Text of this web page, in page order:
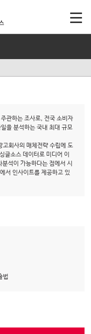
관하는 조사로, 전국 소비자
을 분석하는 국내 최대 규모
회사의 매체전략 수립에 도
글소스 데이터로 미디어 이
석이 가능하다는 점에서 시
서 인사이트를 제공하고 있
법